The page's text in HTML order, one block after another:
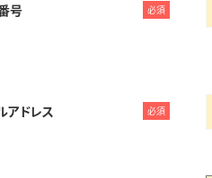
号 必須
アドレス 必須